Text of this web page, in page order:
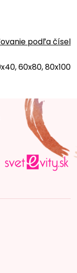
podľa čísel
60x80, 80x100